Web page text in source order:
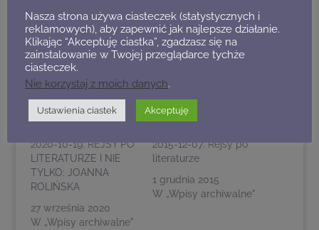
POWIĄZANE
2020-10-19: REJSY PO
LITERATURZE I NIE
TYLKO: JOANNA
ROLIŃSKA
27 września 2020
W „Wpisy archiwalne"
2015-12-07: Rejsy po
literaturze
1 grudnia 2015
W „Wpisy archiwalne"
Nasza strona używa ciasteczek (statystycznych i
reklamowych), aby zapewnić jak najlepsze działanie.
Klikając “Akceptuję ciastka”, zgadzasz się na
zainstalowanie w Twojej przeglądarce tychże
ciasteczek.
Nie korzystaj z moich danych.
Ustawienia ciastek Akceptuję